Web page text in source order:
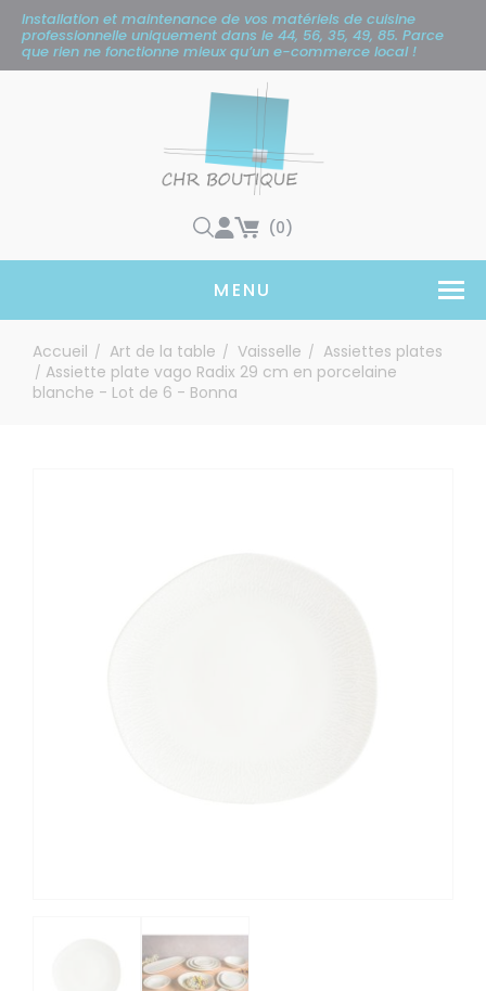
Installation et maintenance de vos matériels de cuisine
professionnelle uniquement dans le 44, 56, 35, 49, 85. Parce
que rien ne fonctionne mieux qu’un e-commerce local !
(0)
MENU
Accueil / Art de la table / Vaisselle / Assiettes plates
/ Assiette plate vago Radix 29 cm en porcelaine
blanche - Lot de 6 - Bonna
Panneau de gestion des cookies